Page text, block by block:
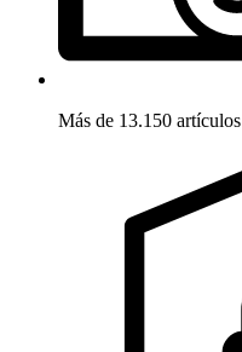
Más de 13.150 artículos